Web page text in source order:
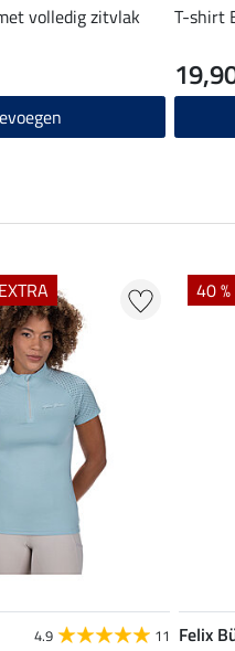
volledig zitvlak
T-shirt
4.9 11
40
Felix